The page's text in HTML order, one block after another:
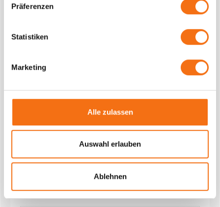
Präferenzen
Statistiken
Marketing
Alle zulassen
Auswahl erlauben
Ablehnen
Wählen Sie eins oder mehrere Medien aus und
schreiben uns kurz Ihre Wünsche auf. Hilfreich für
uns sind Angaben zum gewünschten Touchpoint
Wir freuen uns auf Ihre Nachricht.